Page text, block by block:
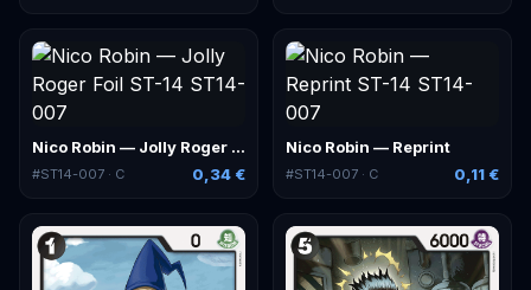
Nico Robin — Jolly Roger Foil
#ST14-007 · C 0,34 €
Nico Robin — Reprint
#ST14-007 · C 0,11 €